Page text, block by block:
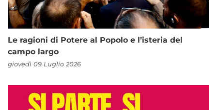
Le ragioni di Potere al Popolo e l’isteria del
campo largo
giovedì 09 Luglio 2026